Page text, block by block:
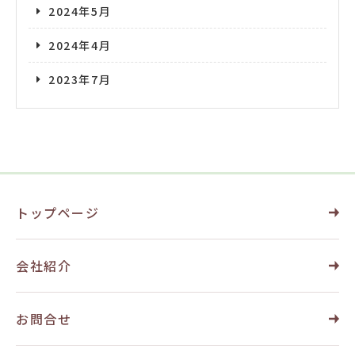
2024年5月
2024年4月
2023年7月
トップページ
会社紹介
お問合せ